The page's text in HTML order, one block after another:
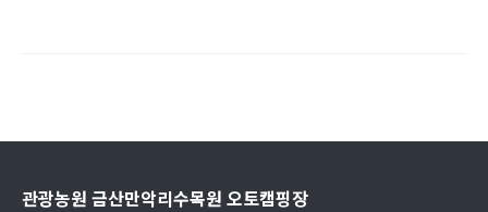
관광농원 금산만악리수목원 오토캠핑장